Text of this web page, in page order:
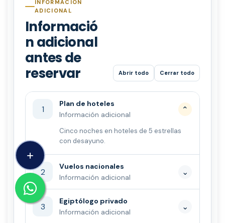
INFORMACIÓN
ADICIONAL
Informació
n adicional
antes de
reservar
Abrir todo Cerrar todo
1
Plan de hoteles
Información adicional
⌄
Cinco noches en hoteles de 5 estrellas
con desayuno.
2
Vuelos nacionales
Información adicional
⌄
3
Egiptólogo privado
Información adicional
⌄